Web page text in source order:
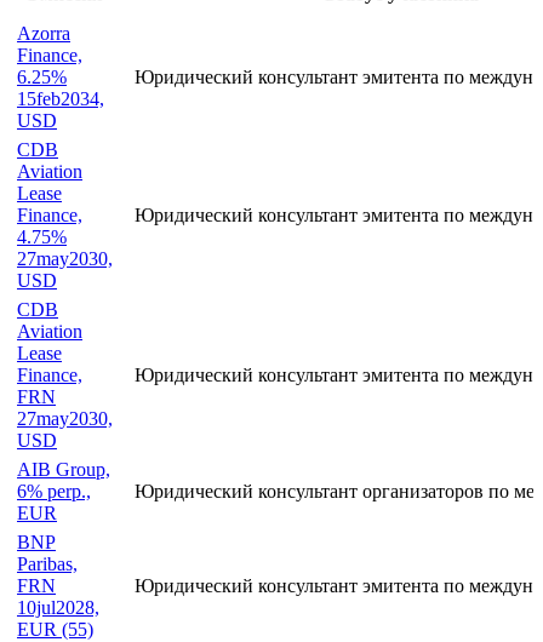
Azorra
Finance,
6.25%
15feb2034,
USD
Юридический консультант эмитента по
CDB
Aviation
Lease
Finance,
4.75%
27may2030,
USD
Юридический консультант эмитента по
CDB
Aviation
Lease
Finance,
FRN
27may2030,
USD
Юридический консультант эмитента по
AIB Group,
6% perp.,
EUR
Юридический консультант организаторов по
BNP
Paribas,
FRN
10jul2028,
EUR (55)
Юридический консультант эмитента по